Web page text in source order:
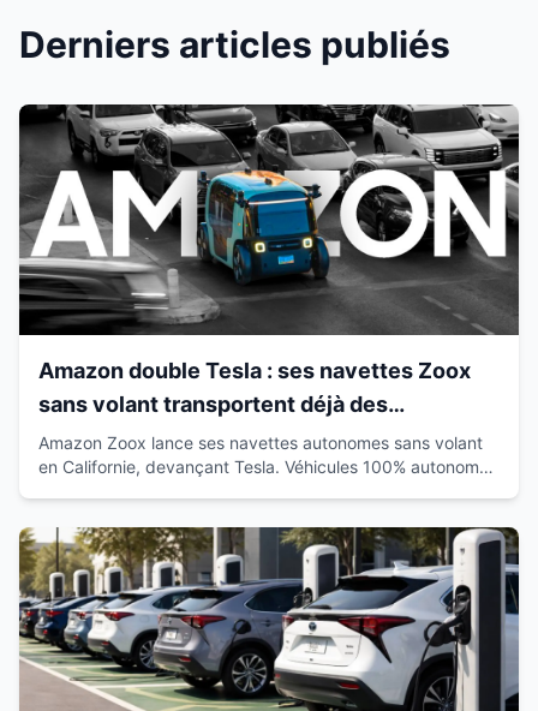
Derniers articles publiés
Amazon double Tesla : ses navettes Zoox
sans volant transportent déjà des
passagers en Californie
Amazon Zoox lance ses navettes autonomes sans volant
en Californie, devançant Tesla. Véhicules 100% autonomes